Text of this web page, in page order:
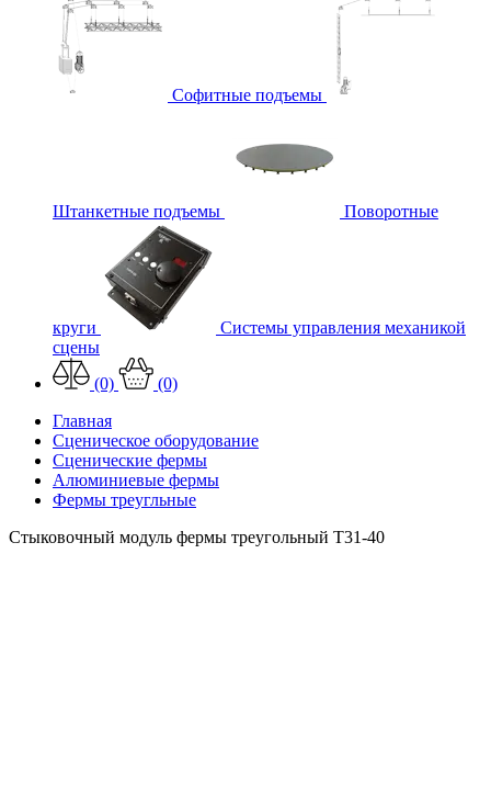
Софитные подъемы
Штанкетные подъемы Поворотные
круги
Системы управления механикой
сцены
(0)
(0)
Главная
Сценическое оборудование
Сценические фермы
Алюминиевые фермы
Фермы треугльные
Стыковочный модуль фермы треугольный T31-40